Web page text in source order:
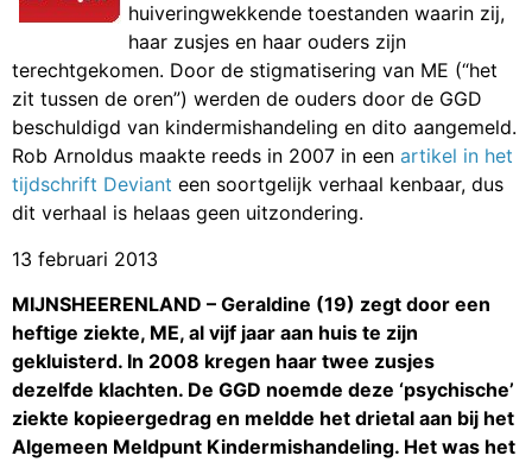
huiveringwekkende toestanden waarin zij,
haar zusjes en haar ouders zijn
terechtgekomen. Door de stigmatisering van ME (“het
zit tussen de oren”) werden de ouders door de GGD
beschuldigd van kindermishandeling en dito aangemeld.
Rob Arnoldus maakte reeds in 2007 in een artikel in het
tijdschrift Deviant een soortgelijk verhaal kenbaar, dus
dit verhaal is helaas geen uitzondering.
13 februari 2013
MIJNSHEERENLAND – Geraldine (19) zegt door een
heftige ziekte, ME, al vijf jaar aan huis te zijn
gekluisterd. In 2008 kregen haar twee zusjes
dezelfde klachten. De GGD noemde deze ‘psychische’
ziekte kopieergedrag en meldde het drietal aan bij het
Algemeen Meldpunt Kindermishandeling. Het was het